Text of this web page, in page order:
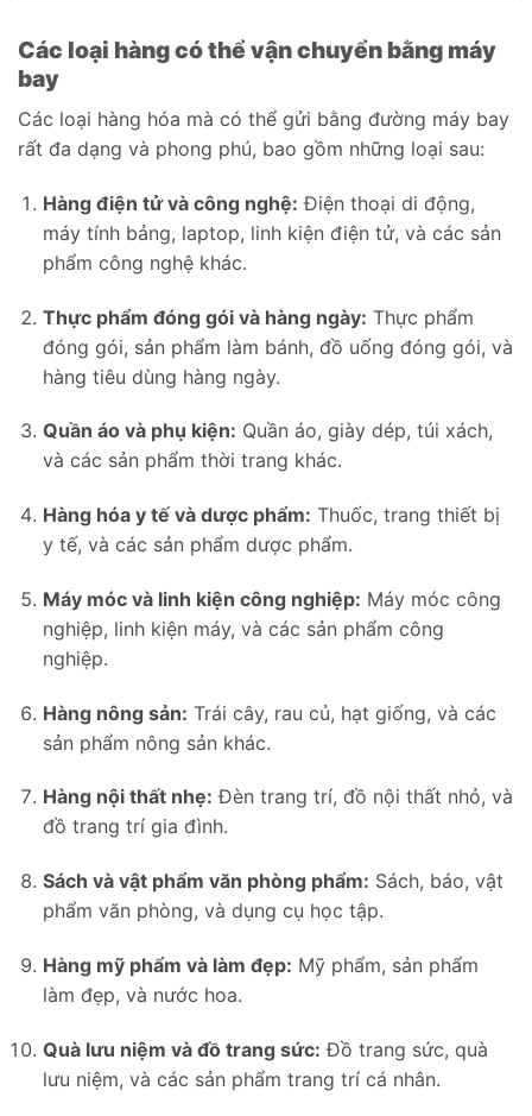
Các loại hàng có thể vận chuyển bằng máy
bay
Các loại hàng hóa mà có thể gửi bằng đường máy bay
rất đa dạng và phong phú, bao gồm những loại sau:
Hàng điện tử và công nghệ: Điện thoại di động,
máy tính bảng, laptop, linh kiện điện tử, và các sản
phẩm công nghệ khác.
Thực phẩm đóng gói và hàng ngày: Thực phẩm
đóng gói, sản phẩm làm bánh, đồ uống đóng gói, và
hàng tiêu dùng hàng ngày.
Quần áo và phụ kiện: Quần áo, giày dép, túi xách,
và các sản phẩm thời trang khác.
Hàng hóa y tế và dược phẩm: Thuốc, trang thiết bị
y tế, và các sản phẩm dược phẩm.
Máy móc và linh kiện công nghiệp: Máy móc công
nghiệp, linh kiện máy, và các sản phẩm công
nghiệp.
Hàng nông sản: Trái cây, rau củ, hạt giống, và các
sản phẩm nông sản khác.
Hàng nội thất nhẹ: Đèn trang trí, đồ nội thất nhỏ, và
đồ trang trí gia đình.
Sách và vật phẩm văn phòng phẩm: Sách, báo, vật
phẩm văn phòng, và dụng cụ học tập.
Hàng mỹ phẩm và làm đẹp: Mỹ phẩm, sản phẩm
làm đẹp, và nước hoa.
Quà lưu niệm và đồ trang sức: Đồ trang sức, quà
lưu niệm, và các sản phẩm trang trí cá nhân.